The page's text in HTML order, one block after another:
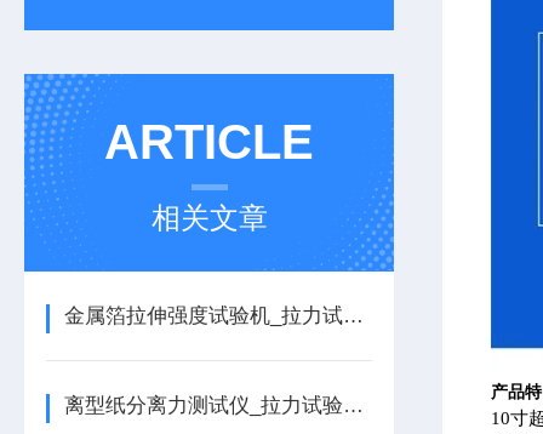
ARTICLE
相关文章
金属箔拉伸强度试验机_拉力试验机的详细介绍
离型纸分离力测试仪_拉力试验机的详细介绍
产品
10寸